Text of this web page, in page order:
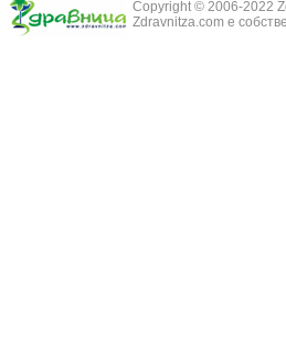
Copyright © 2006-2022
Zdravnitza.com е